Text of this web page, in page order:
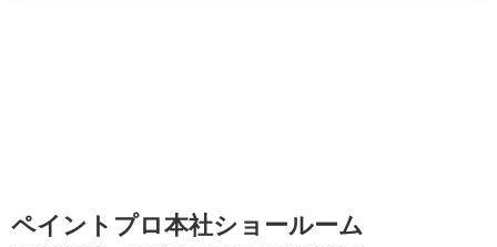
ペイントプロ本社ショールーム